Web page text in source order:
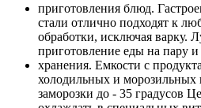
приготовления блюд.
стали отлично подходят к
обработки, исключая варку.
приготовление еды на пару и
хранения. Емкости с
холодильных и морозильных
заморозки до - 35 градусов